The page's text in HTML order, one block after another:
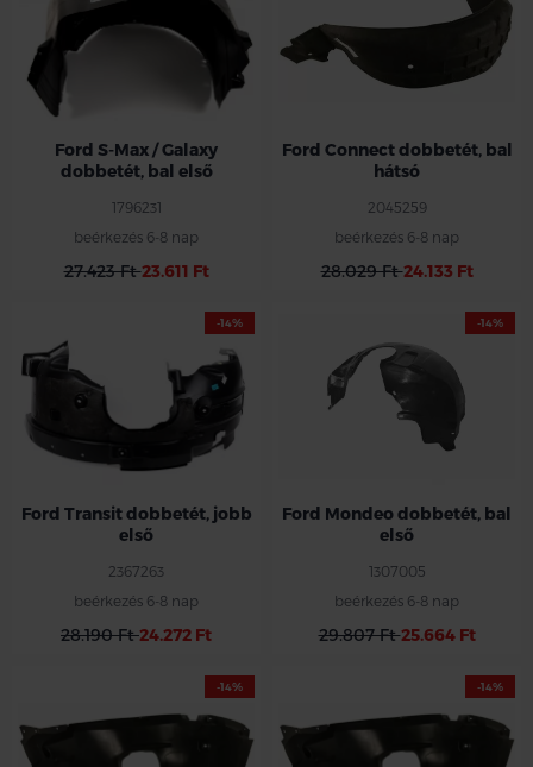
Ford S-max /Galaxy 2006-2015
Ford S-Max / Galaxy
dobbetét, bal első
1796231
beérkezés 6-8 nap
27.423 Ft23.611 Ft
Ford Connect 2013- 2018
Ford Connect dobbetét, bal
hátsó
2045259
beérkezés 6-8 nap
28.029 Ft24.133 Ft
-14%
Ford Transit dobbetét, jobb
első
2367263
beérkezés 6-8 nap
28.190 Ft24.272 Ft
-14%
Ford Mondeo dobbetét, bal
első
1307005
beérkezés 6-8 nap
29.807 Ft25.664 Ft
Ford jobb első műanyag dobbetét
Ford Connect 2013- 2018
-14%
Ford jobb első műanyag dobbetét
Ford Connect 2013- 2018
-14%